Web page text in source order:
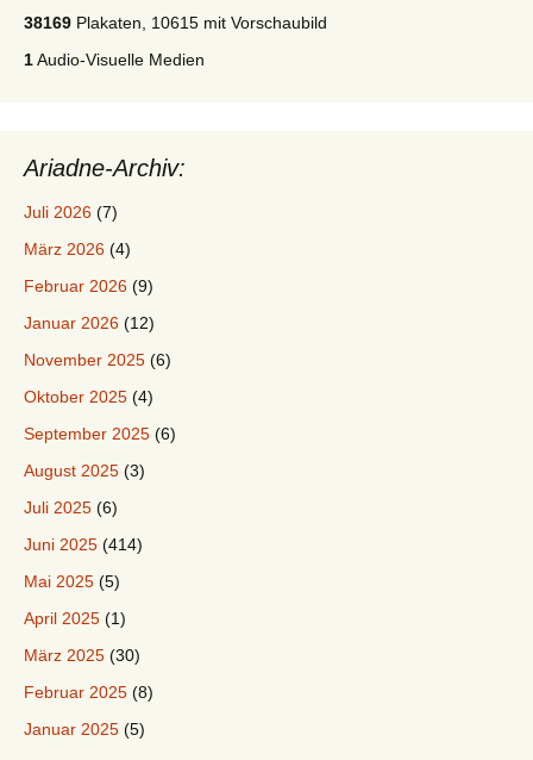
38169 Plakaten, 10615 mit Vorschaubild
1Audio-Visuelle Medien
Ariadne-Archiv:
Juli 2026 (7)
März 2026 (4)
Februar 2026 (9)
Januar 2026 (12)
November 2025 (6)
Oktober 2025 (4)
September 2025 (6)
August 2025 (3)
Juli 2025 (6)
Juni 2025 (414)
Mai 2025 (5)
April 2025 (1)
März 2025 (30)
Februar 2025 (8)
Januar 2025 (5)